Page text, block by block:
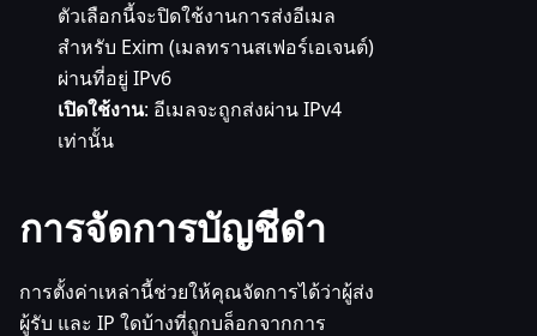
ตัวเลือกนี้จะปิดใช้งานการส่งอีเมล
สำหรับ Exim (เมลทรานสเฟอร์เอเจนต์)
ผ่านที่อยู่ IPv6
เปิดใช้งาน: อีเมลจะถูกส่งผ่าน IPv4
เท่านั้น
การจัดการบัญชีดำ
การตั้งค่าเหล่านี้ช่วยให้คุณจัดการได้ว่าผู้ส่ง
ผู้รับ และ IP ใดบ้างที่ถูกบล็อกจากการ